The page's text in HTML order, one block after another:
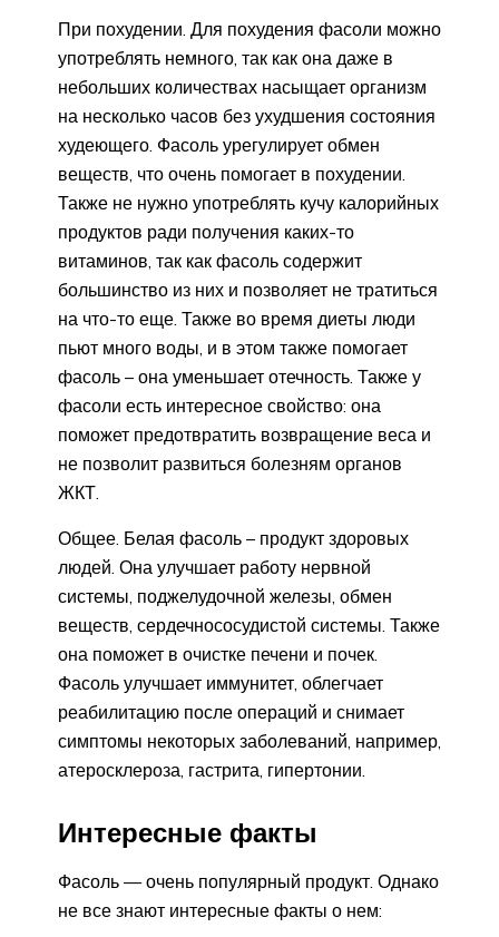
При похудении. Для похудения фасоли можно
употреблять немного, так как она даже в
небольших количествах насыщает организм
на несколько часов без ухудшения состояния
худеющего. Фасоль урегулирует обмен
веществ, что очень помогает в похудении.
Также не нужно употреблять кучу калорийных
продуктов ради получения каких-то
витаминов, так как фасоль содержит
большинство из них и позволяет не тратиться
на что-то еще. Также во время диеты люди
пьют много воды, и в этом также помогает
фасоль – она уменьшает отечность. Также у
фасоли есть интересное свойство: она
поможет предотвратить возвращение веса и
не позволит развиться болезням органов
ЖКТ.
Общее. Белая фасоль – продукт здоровых
людей. Она улучшает работу нервной
системы, поджелудочной железы, обмен
веществ, сердечнососудистой системы. Также
она поможет в очистке печени и почек.
Фасоль улучшает иммунитет, облегчает
реабилитацию после операций и снимает
симптомы некоторых заболеваний, например,
атеросклероза, гастрита, гипертонии.
Интересные факты
Фасоль — очень популярный продукт. Однако
не все знают интересные факты о нем: